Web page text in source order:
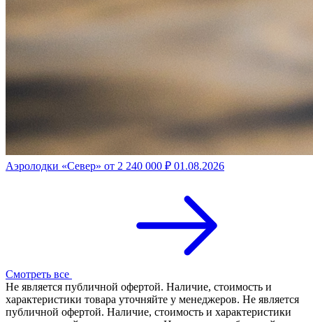
Аэролодки «Север» от 2 240 000 ₽ 01.08.2026
Смотреть все
Не является публичной офертой. Наличие, стоимость и
характеристики товара уточняйте у менеджеров. Не является
публичной офертой. Наличие, стоимость и характеристики